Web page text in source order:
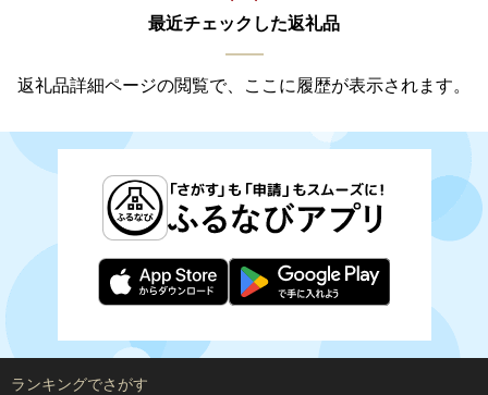
最近チェックした返礼品
返礼品詳細ページの閲覧で、ここに履歴が表示されます。
ランキングでさがす